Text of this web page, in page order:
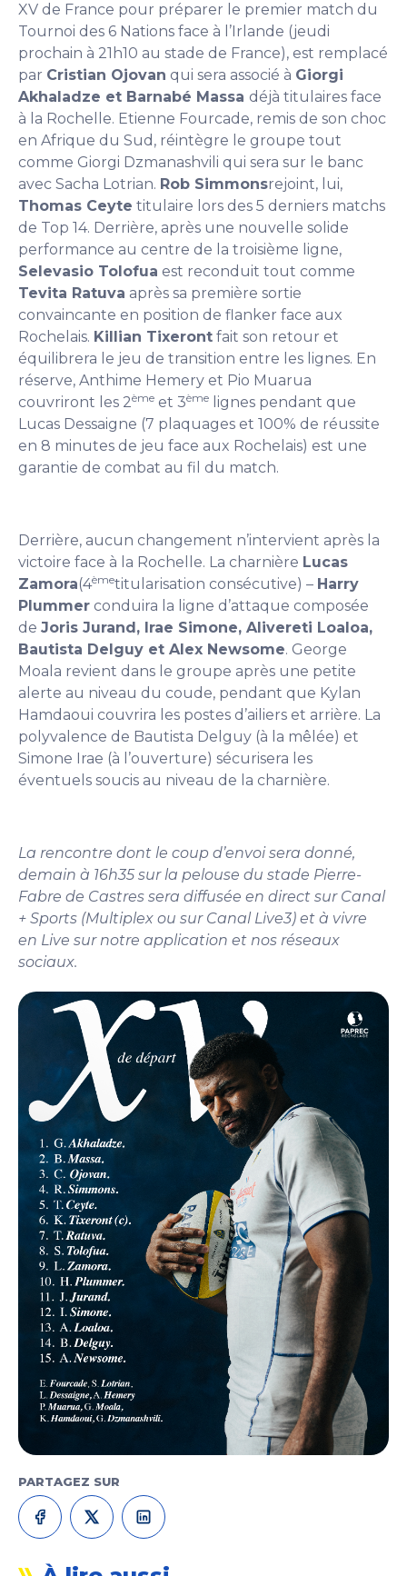
PARTAGEZ SUR
XV de France pour préparer le premier match du
Tournoi des 6 Nations face à l’Irlande (jeudi
prochain à 21h10 au stade de France), est remplacé
par Cristian Ojovan qui sera associé à Giorgi
Akhaladze et Barnabé Massa déjà titulaires face
à la Rochelle. Etienne Fourcade, remis de son choc
en Afrique du Sud, réintègre le groupe tout
comme Giorgi Dzmanashvili qui sera sur le banc
avec Sacha Lotrian. Rob Simmonsrejoint, lui,
Thomas Ceyte titulaire lors des 5 derniers matchs
de Top 14. Derrière, après une nouvelle solide
performance au centre de la troisième ligne,
Selevasio Tolofua est reconduit tout comme
Tevita Ratuva après sa première sortie
convaincante en position de flanker face aux
Rochelais. Killian Tixeront fait son retour et
équilibrera le jeu de transition entre les lignes. En
réserve, Anthime Hemery et Pio Muarua
couvriront les 2ème et 3ème lignes pendant que
Lucas Dessaigne (7 plaquages et 100% de réussite
en 8 minutes de jeu face aux Rochelais) est une
garantie de combat au fil du match.
Derrière, aucun changement n’intervient après la
victoire face à la Rochelle. La charnière Lucas
Zamora(4èmetitularisation consécutive) – Harry
Plummer conduira la ligne d’attaque composée
de Joris Jurand, Irae Simone, Alivereti Loaloa,
Bautista Delguy et Alex Newsome. George
Moala revient dans le groupe après une petite
alerte au niveau du coude, pendant que Kylan
Hamdaoui couvrira les postes d’ailiers et arrière. La
polyvalence de Bautista Delguy (à la mêlée) et
Simone Irae (à l’ouverture) sécurisera les
éventuels soucis au niveau de la charnière.
La rencontre dont le coup d’envoi sera donné,
demain à 16h35 sur la pelouse du stade Pierre-
Fabre de Castres sera diffusée en direct sur Canal
+ Sports (Multiplex ou sur Canal Live3) et à vivre
en Live sur notre application et nos réseaux
sociaux.